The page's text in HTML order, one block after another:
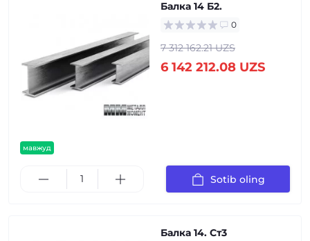
мавжуд
Балка 14 Б2.
0
7 312 162.21 UZS
6 142 212.08 UZS
Sotib oling
Балка 14. Ст3